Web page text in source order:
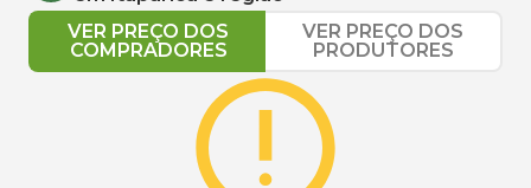
VER PREÇO DOS
COMPRADORES
VER PREÇO DOS
PRODUTORES